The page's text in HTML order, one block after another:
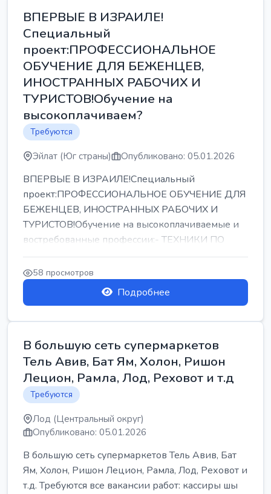
ВПЕРВЫЕ В ИЗРАИЛЕ!
Специальный
проект:ПРОФЕССИОНАЛЬНОЕ
ОБУЧЕНИЕ ДЛЯ БЕЖЕНЦЕВ,
ИНОСТРАННЫХ РАБОЧИХ И
ТУРИСТОВ!Обучение на
высокоплачиваем?
Требуются
Эйлат (Юг страны) Опубликовано: 05.01.2026
ВПЕРВЫЕ В ИЗРАИЛЕ!Специальный
проект:ПРОФЕССИОНАЛЬНОЕ ОБУЧЕНИЕ ДЛЯ
БЕЖЕНЦЕВ, ИНОСТРАННЫХ РАБОЧИХ И
ТУРИСТОВ!Обучение на высокоплачиваемые и
востребованные профессии:- ТЕХНИКИ ПО
РЕМОНТУ КОНДИЦИОНЕРОВ-...
58 просмотров
Подробнее
В большую сеть супермаркетов
Тель Авив, Бат Ям, Холон, Ришон
Лецион, Рамла, Лод, Реховот и т.д
Требуются
Лод (Центральный округ)
Опубликовано: 05.01.2026
В большую сеть супермаркетов Тель Авив, Бат
Ям, Холон, Ришон Лецион, Рамла, Лод, Реховот и
т.д. Требуются все вакансии работ: кассиры шы